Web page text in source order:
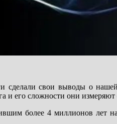
сделали свои выводы о
и его сложности они
более 4 миллионов лет